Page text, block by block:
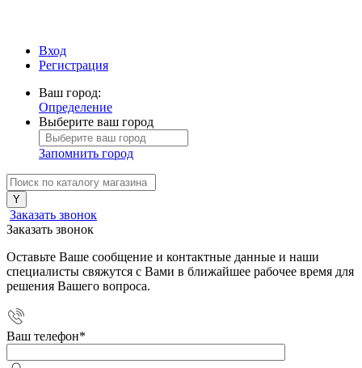
Вход
Регистрация
Ваш город:
Определение
Выберите ваш город
Запомнить город
Заказать звонок
Заказать звонок
Оставьте Ваше сообщение и контактные данные и наши
специалисты свяжутся с Вами в ближайшее рабочее время для
решения Вашего вопроса.
Ваш телефон*